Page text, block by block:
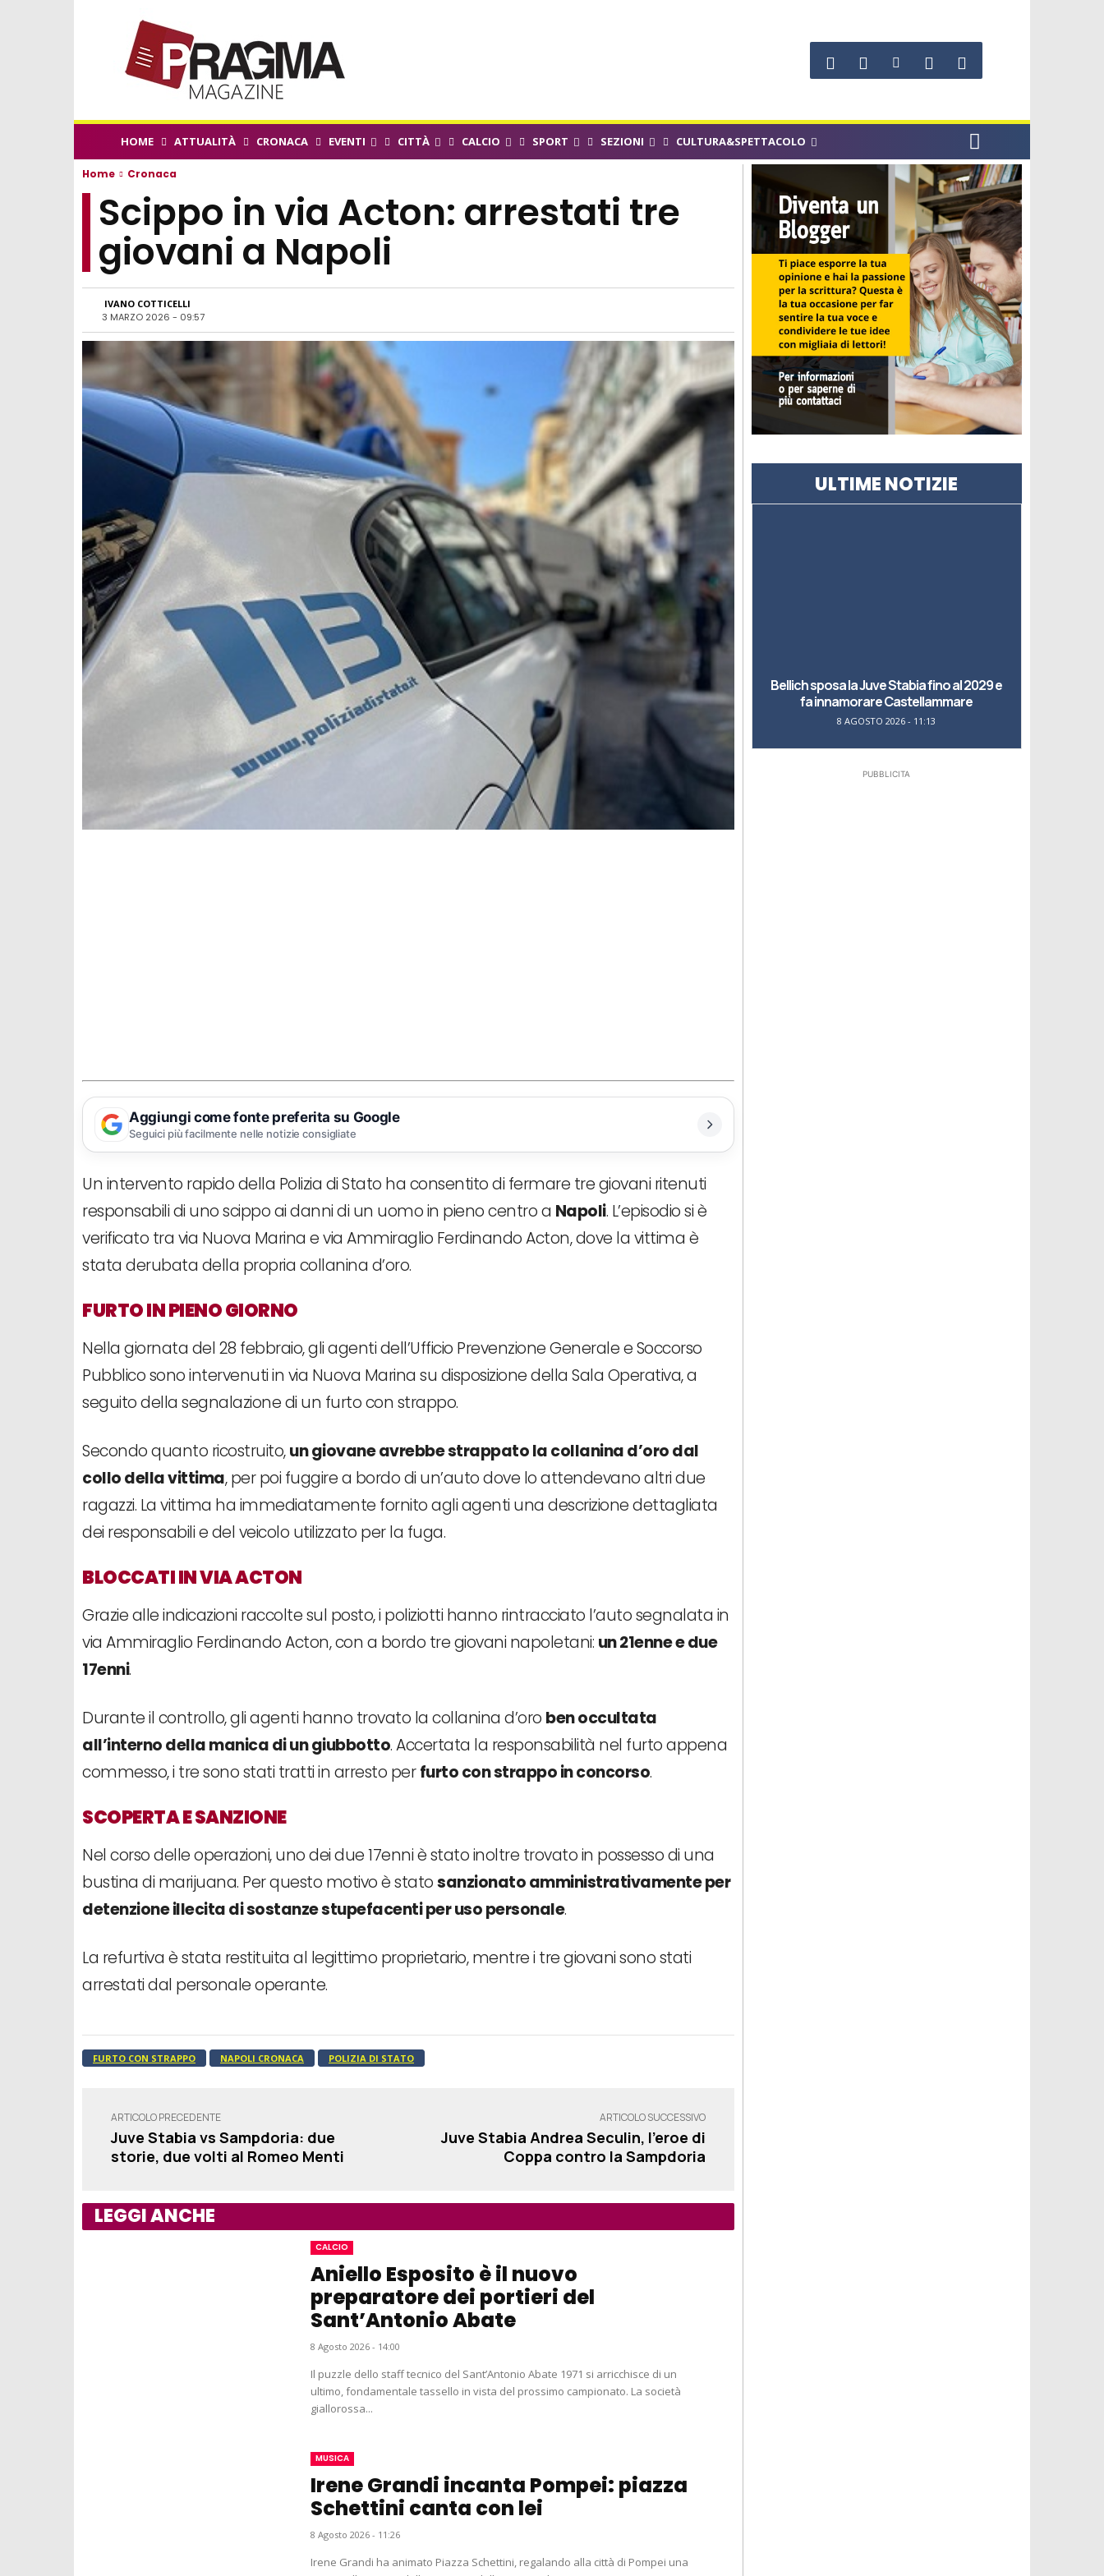
HOME ATTUALITÀ CRONACA EVENTI CITTÀ CALCIO SPORT SEZIONI CULTURA&SPETTACOLO
Home Cronaca
Scippo in via Acton: arrestati tre
giovani a Napoli
IVANO COTTICELLI
3 MARZO 2026 - 09:57
Aggiungi come fonte preferita su Google
Seguici più facilmente nelle notizie consigliate
Un intervento rapido della Polizia di Stato ha consentito di fermare tre giovani ritenuti
responsabili di uno scippo ai danni di un uomo in pieno centro a Napoli. L’episodio si è
verificato tra via Nuova Marina e via Ammiraglio Ferdinando Acton, dove la vittima è
stata derubata della propria collanina d’oro.
FURTO IN PIENO GIORNO
Nella giornata del 28 febbraio, gli agenti dell’Ufficio Prevenzione Generale e Soccorso
Pubblico sono intervenuti in via Nuova Marina su disposizione della Sala Operativa, a
seguito della segnalazione di un furto con strappo.
Secondo quanto ricostruito,un giovane avrebbe strappato la collanina d’oro dal
collo della vittima, per poi fuggire a bordo di un’auto dove lo attendevano altri due
ragazzi. La vittima ha immediatamente fornito agli agenti una descrizione dettagliata
dei responsabili e del veicolo utilizzato per la fuga.
BLOCCATI IN VIA ACTON
Grazie alle indicazioni raccolte sul posto, i poliziotti hanno rintracciato l’auto segnalata in
via Ammiraglio Ferdinando Acton, con a bordo tre giovani napoletani: un 21enne e due
17enni.
Durante il controllo, gli agenti hanno trovato la collanina d’oro ben occultata
all’interno della manica di un giubbotto. Accertata la responsabilità nel furto appena
commesso, i tre sono stati tratti in arresto perfurto con strappo in concorso.
SCOPERTA E SANZIONE
Nel corso delle operazioni, uno dei due 17enni è stato inoltre trovato in possesso di una
bustina di marijuana. Per questo motivo è statosanzionato amministrativamente per
detenzione illecita di sostanze stupefacenti per uso personale.
La refurtiva è stata restituita al legittimo proprietario, mentre i tre giovani sono stati
arrestati dal personale operante.
FURTO CON STRAPPO NAPOLI CRONACA POLIZIA DI STATO
ARTICOLO PRECEDENTE
Juve Stabia vs Sampdoria: due
storie, due volti al Romeo Menti
ARTICOLO SUCCESSIVO
Juve Stabia Andrea Seculin, l’eroe di
Coppa contro la Sampdoria
LEGGI ANCHE
CALCIO
Aniello Esposito è il nuovo
preparatore dei portieri del
Sant’Antonio Abate
8 Agosto 2026 - 14:00
Il puzzle dello staff tecnico del Sant’Antonio Abate 1971 si arricchisce di un
ultimo, fondamentale tassello in vista del prossimo campionato. La società
giallorossa...
MUSICA
Irene Grandi incanta Pompei: piazza
Schettini canta con lei
8 Agosto 2026 - 11:26
Irene Grandi ha animato Piazza Schettini, regalando alla città di Pompei una
ULTIME NOTIZIE
Bellich sposa la Juve Stabia fino al 2029 e
fa innamorare Castellammare
8 AGOSTO 2026 - 11:13
PUBBLICITA